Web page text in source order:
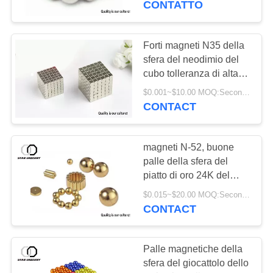
Magneti svasati del
foro
17
Magnete di ferrite
CONTATTO
Forti magneti N35 della
sfera del neodimio del
cubo tolleranza di alta
precisione di 5 x di 5 x di
5mm
$0.001~$10.00 MOQ:Secondo rivestimento e l'imballaggio di superficie
CONTACT
magneti N-52, buone
palle della sfera del
piatto di oro 24K del
magnete del
rivestimento N52 dell'oro
CONTACT
Palle magnetiche della
sfera del giocattolo dello